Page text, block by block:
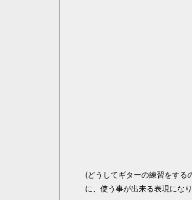
(どうしてギターの練習をする
に、使う事が出来る表現になり